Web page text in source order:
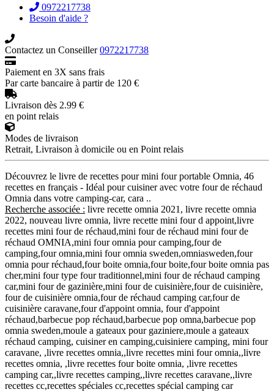
0972217738
Besoin d'aide ?
Contactez un Conseiller0972217738
Paiement en 3X sans frais
Par carte bancaire à partir de 120 €
Livraison dès 2.99 €
en point relais
Modes de livraison
Retrait, Livraison à domicile ou en Point relais
Découvrez le livre de recettes pour mini four portable Omnia, 46
recettes en français - Idéal pour cuisiner avec votre four de réchaud
Omnia dans votre camping-car, cara ..
Recherche associée : livre recette omnia 2021, livre recette omnia
2022, nouveau livre omnia, livre recette mini four d appoint,livre
recettes mini four de réchaud,mini four de réchaud mini four de
réchaud OMNIA,mini four omnia pour camping,four de
camping,four omnia,mini four omnia sweden,omniasweden,four
omnia pour réchaud,four boite omnia,four boite,four boite omnia pas
cher,mini four type four traditionnel,mini four de réchaud camping
car,mini four de gazinière,mini four de cuisinière,four de cuisinière,
four de cuisinière omnia,four de réchaud camping car,four de
cuisinière caravane,four d'appoint omnia, four d'appoint
réchaud,barbecue pop réchaud,barbecue pop omna,barbecue pop
omnia sweden,moule a gateaux pour gaziniere,moule a gateaux
réchaud camping, cuisiner en camping,cuisiniere camping, mini four
caravane, ,livre recettes omnia,,livre recettes mini four omnia,,livre
recettes omnia, ,livre recettes four boite omnia, ,livre recettes
camping car,,livre recettes camping,,livre recettes caravane,,livre
recettes cc,recettes spéciales cc,recettes spécial camping car